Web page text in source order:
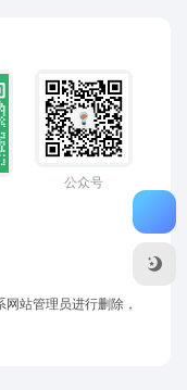
公众号
站管理员进行删除，